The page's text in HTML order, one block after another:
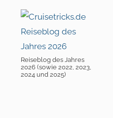
Reiseblog des Jahres
2026 (sowie 2022, 2023,
2024 und 2025)